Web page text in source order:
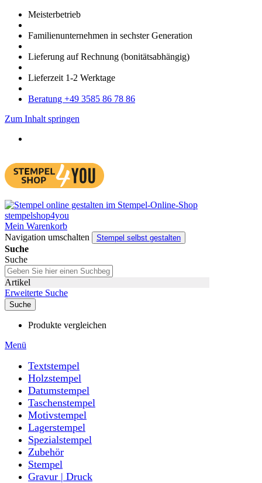
Meister­betrieb
Familien­unter­nehmen in sechster Gene­ration
Lieferung auf Rech­nung (bonitätsabhängig)
Liefer­zeit 1-2 Werk­tage
Bera­tung +49 3585 86 78 86
Zum Inhalt springen
Mein Warenkorb
Navigation umschalten
Stempel selbst gestalten
Suche
Suche
Artikel
Erweiterte Suche
Suche
Produkte vergleichen
Menü
Textstempel
Holzstempel
Datumstempel
Taschenstempel
Motivstempel
Lagerstempel
Spezialstempel
Zubehör
Stempel
Gravur | Druck